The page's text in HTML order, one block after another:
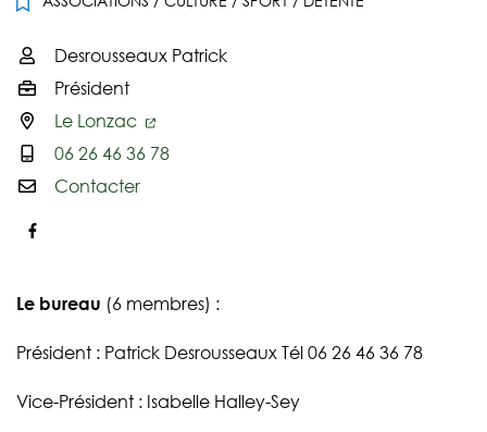
Infos utiles
Desrousseaux Patrick
Président
Le Lonzac
06 26 46 36 78
Contacter
Facebook
Le bureau (6 membres) :
Président : Patrick Desrousseaux Tél 06 26 46 36 78
Vice-Président : Isabelle Halley-Sey